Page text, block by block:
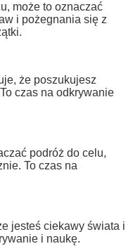
może to oznaczać
i pożegnania się z
że poszukujesz
czas na odkrywanie
podróż do celu,
To czas na
jesteś ciekawy świata i
i naukę.